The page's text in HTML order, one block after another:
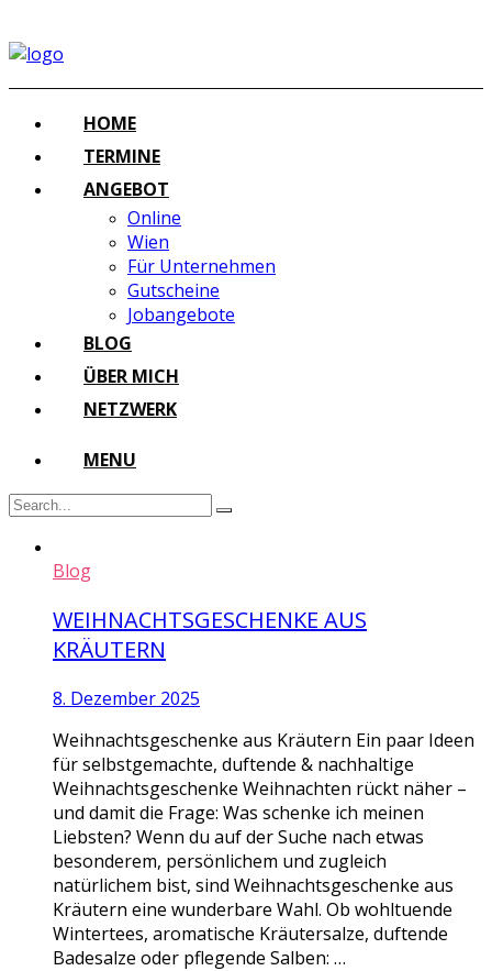
HOME
TERMINE
ANGEBOT
Online
Wien
Für Unternehmen
Gutscheine
Jobangebote
BLOG
ÜBER MICH
NETZWERK
MENU
Blog
WEIHNACHTSGESCHENKE AUS
KRÄUTERN
8. Dezember 2025
Weihnachtsgeschenke aus Kräutern Ein paar Ideen
für selbstgemachte, duftende & nachhaltige
Weihnachtsgeschenke Weihnachten rückt näher –
und damit die Frage: Was schenke ich meinen
Liebsten? Wenn du auf der Suche nach etwas
besonderem, persönlichem und zugleich
natürlichem bist, sind Weihnachtsgeschenke aus
Kräutern eine wunderbare Wahl. Ob wohltuende
Wintertees, aromatische Kräutersalze, duftende
Badesalze oder pflegende Salben: …